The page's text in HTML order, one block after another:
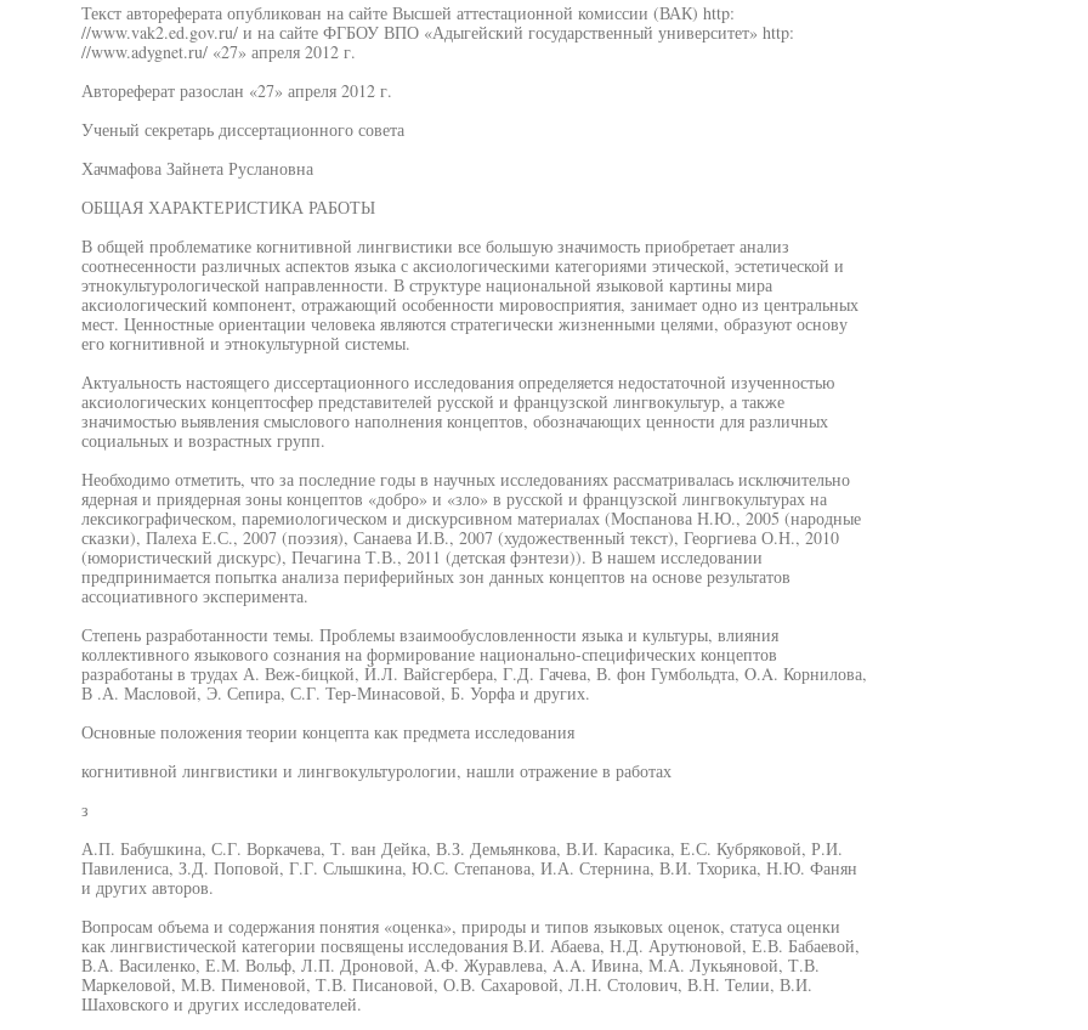
Текст автореферата опубликован на сайте Высшей аттестационной комиссии (ВАК) http:
//www.vak2.ed.gov.ru/ и на сайте ФГБОУ ВПО «Адыгейский государственный университет» http:
//www.adygnet.ru/ «27» апреля 2012 г.
Автореферат разослан «27» апреля 2012 г.
Ученый секретарь диссертационного совета
Хачмафова Зайнета Руслановна
ОБЩАЯ ХАРАКТЕРИСТИКА РАБОТЫ
В общей проблематике когнитивной лингвистики все большую значимость приобретает анализ
соотнесенности различных аспектов языка с аксиологическими категориями этической, эстетической и
этнокультурологической направленности. В структуре национальной языковой картины мира
аксиологический компонент, отражающий особенности мировосприятия, занимает одно из центральных
мест. Ценностные ориентации человека являются стратегически жизненными целями, образуют основу
его когнитивной и этнокультурной системы.
Актуальность настоящего диссертационного исследования определяется недостаточной изученностью
аксиологических концептосфер представителей русской и французской лингвокультур, а также
значимостью выявления смыслового наполнения концептов, обозначающих ценности для различных
социальных и возрастных групп.
Необходимо отметить, что за последние годы в научных исследованиях рассматривалась исключительно
ядерная и приядерная зоны концептов «добро» и «зло» в русской и французской лингвокультурах на
лексикографическом, паремиологическом и дискурсивном материалах (Моспанова Н.Ю., 2005 (народные
сказки), Палеха Е.С., 2007 (поэзия), Санаева И.В., 2007 (художественный текст), Георгиева О.Н., 2010
(юмористический дискурс), Печагина Т.В., 2011 (детская фэнтези)). В нашем исследовании
предпринимается попытка анализа периферийных зон данных концептов на основе результатов
ассоциативного эксперимента.
Степень разработанности темы. Проблемы взаимообусловленности языка и культуры, влияния
коллективного языкового сознания на формирование национально-специфических концептов
разработаны в трудах А. Веж-бицкой, Й.Л. Вайсгербера, Г.Д. Гачева, В. фон Гумбольдта, O.A. Корнилова,
В .А. Масловой, Э. Сепира, С.Г. Тер-Минасовой, Б. Уорфа и других.
Основные положения теории концепта как предмета исследования
когнитивной лингвистики и лингвокультурологии, нашли отражение в работах
з
А.П. Бабушкина, С.Г. Воркачева, Т. ван Дейка, В.З. Демьянкова, В.И. Карасика, Е.С. Кубряковой, Р.И.
Павилениса, З.Д. Поповой, Г.Г. Слышкина, Ю.С. Степанова, И.А. Стернина, В.И. Тхорика, Н.Ю. Фанян
и других авторов.
Вопросам объема и содержания понятия «оценка», природы и типов языковых оценок, статуса оценки
как лингвистической категории посвящены исследования В.И. Абаева, Н.Д. Арутюновой, Е.В. Бабаевой,
В.А. Василенко, Е.М. Вольф, Л.П. Дроновой, А.Ф. Журавлева, A.A. Ивина, М.А. Лукьяновой, Т.В.
Маркеловой, М.В. Пименовой, Т.В. Писановой, О.В. Сахаровой, Л.Н. Столович, В.Н. Телии, В.И.
Шаховского и других исследователей.